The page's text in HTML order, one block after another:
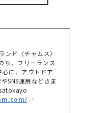
ンド〈チャムス〉
ち、フリーランス
心に、アウトドア
SNS運用などさま